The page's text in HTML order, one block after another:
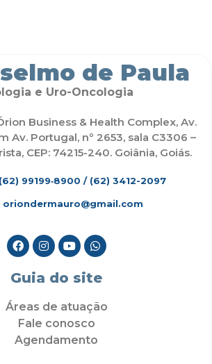
de Paula
e Uro-Oncologia
Business & Health Complex, Av.
Av. Portugal, nº 2653, sala C3306 –
CEP: 74215-240. Goiânia, Goiás.
99199‑8900 / (62) 3412-2097
oriondermauro@gmail.com
Guia do site
Áreas de atuação
Fale conosco
Agendamento